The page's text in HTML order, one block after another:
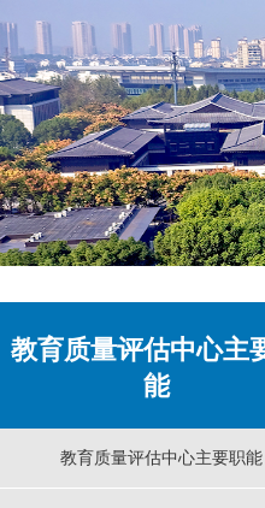
教育质量评估中心主
能
教育质量评估中心主要职能